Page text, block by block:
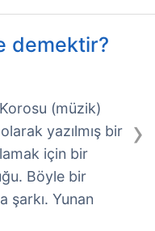
demektir?
›
(müzik)
yazılmış bir
için bir
Böyle bir
şarkı. Yunan